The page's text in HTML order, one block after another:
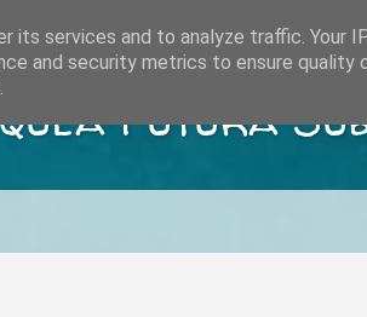
Futura
its services and to analyze traffic. Your
and security metrics to ensure quality